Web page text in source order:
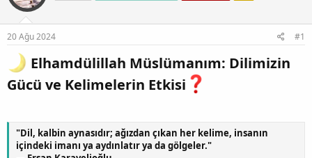
20 Ağu 2024 #1
Elhamdülillah Müslümanım: Dilimizin
Gücü ve Kelimelerin Etkisi
"Dil, kalbin aynasıdır; ağızdan çıkan her kelime, insanın
içindeki imanı ya aydınlatır ya da gölgeler."